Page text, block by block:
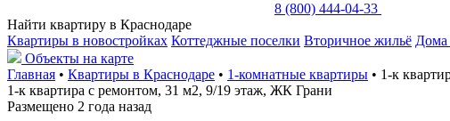
8 (800) 444-04-33
Найти квартиру в Краснодаре
Квартиры в новостройках Коттеджные поселки Вторичное жильё Дома
Объекты на карте
Главная • Квартиры в Краснодаре • 1-комнатные квартиры • 1-к
1-к квартира с ремонтом, 31 м2, 9/19 этаж, ЖК Грани
Размещено 2 года назад